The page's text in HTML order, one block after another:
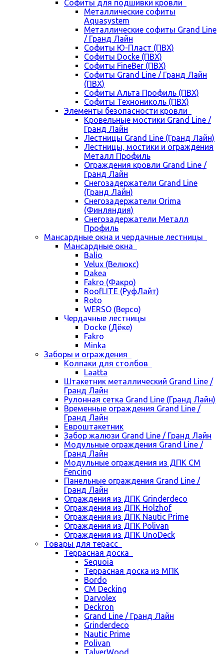
Cофиты для подшивки кровли
Металлические софиты
Aquasystem
Металлические софиты Grand Line
/ Гранд Лайн
Софиты Ю-Пласт (ПВХ)
Софиты Docke (ПВХ)
Софиты FineBer (ПВХ)
Софиты Grand Line / Гранд Лайн
(ПВХ)
Софиты Альта Профиль (ПВХ)
Софиты Технониколь (ПВХ)
Элементы безопасности кровли
Кровельные мостики Grand Line /
Гранд Лайн
Лестницы Grand Line (Гранд Лайн)
Лестницы, мостики и ограждения
Металл Профиль
Ограждения кровли Grand Line /
Гранд Лайн
Снегозадержатели Grand Line
(Гранд Лайн)
Снегозадержатели Orima
(Финляндия)
Снегозадержатели Металл
Профиль
Мансардные окна и чердачные лестницы
Мансардные окна
Balio
Velux (Велюкс)
Dakea
Fakro (Факро)
RoofLITE (РуфЛайт)
Roto
WERSO (Версо)
Чердачные лестницы
Docke (Дёке)
Fakro
Minka
Заборы и ограждения
Колпаки для столбов
Laatta
Штакетник металлический Grand Line /
Гранд Лайн
Рулонная сетка Grand Line (Гранд Лайн)
Временные ограждения Grand Line /
Гранд Лайн
Евроштакетник
Забор жалюзи Grand Line / Гранд Лайн
Модульные ограждения Grand Line /
Гранд Лайн
Модульные ограждения из ДПК CM
Fencing
Панельные ограждения Grand Line /
Гранд Лайн
Ограждения из ДПК Grinderdeco
Ограждения из ДПК Holzhof
Ограждения из ДПК Nautic Prime
Ограждения из ДПК Polivan
Ограждения из ДПК UnoDeck
Товары для терасс
Террасная доска
Sequoia
Террасная доска из МПК
Bordo
CM Decking
Darvolex
Deckron
Grand Line / Гранд Лайн
Grinderdeco
Nautic Prime
Polivan
TalverWood